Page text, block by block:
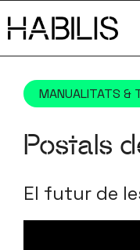
al
MANUALITATS &
Postals
El futur de